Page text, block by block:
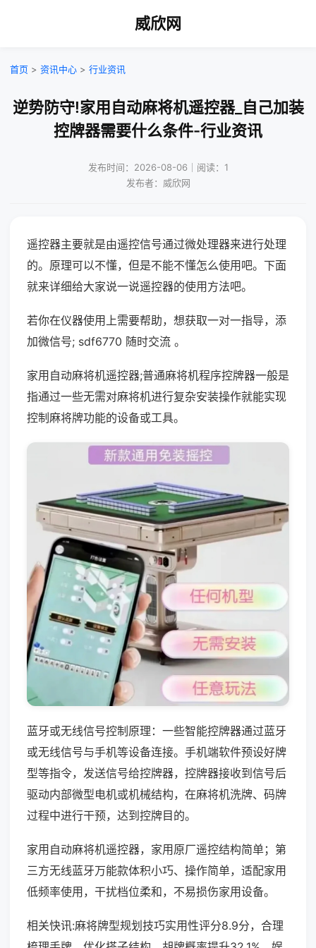
威欣网
首页 > 资讯中心 > 行业资讯
逆势防守!家用自动麻将机遥控器_自己加装
控牌器需要什么条件-行业资讯
发布时间：2026-08-06｜阅读：1
发布者：威欣网
遥控器主要就是由遥控信号通过微处理器来进行处理
的。原理可以不懂，但是不能不懂怎么使用吧。下面
就来详细给大家说一说遥控器的使用方法吧。
若你在仪器使用上需要帮助，想获取一对一指导，添
加微信号; sdf6770 随时交流 。
家用自动麻将机遥控器;普通麻将机程序控牌器一般是
指通过一些无需对麻将机进行复杂安装操作就能实现
控制麻将牌功能的设备或工具。
蓝牙或无线信号控制原理：一些智能控牌器通过蓝牙
或无线信号与手机等设备连接。手机端软件预设好牌
型等指令，发送信号给控牌器，控牌器接收到信号后
驱动内部微型电机或机械结构，在麻将机洗牌、码牌
过程中进行干预，达到控牌目的。
家用自动麻将机遥控器，家用原厂遥控结构简单；第
三方无线蓝牙万能款体积小巧、操作简单，适配家用
低频率使用，干扰档位柔和，不易损伤家用设备。
相关快讯:麻将牌型规划技巧实用性评分8.9分，合理